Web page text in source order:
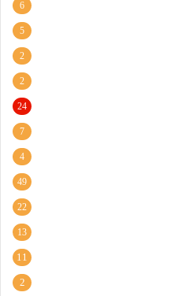
6
5
2
2
24
7
4
49
22
13
11
2